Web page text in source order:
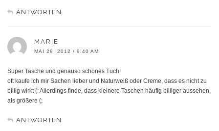
ANTWORTEN
MARIE
MAI 29, 2012 / 9:40 AM
Super Tasche und genauso schönes Tuch!
oft kaufe ich mir Sachen lieber und Naturweiß oder Creme, dass es nicht zu
billig wirkt (: Allerdings finde, dass kleinere Taschen häufig billiger aussehen,
als größere (;
ANTWORTEN